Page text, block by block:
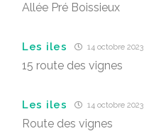
Allée Pré Boissieux
Les iles 14 octobre
15 route des vignes
Les iles 14 octobre
Route des vignes